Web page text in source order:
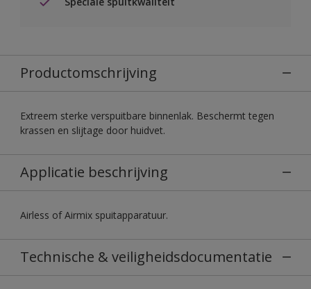
Productomschrijving
Extreem sterke verspuitbare binnenlak. Beschermt tegen
krassen en slijtage door huidvet.
Applicatie beschrijving
Airless of Airmix spuitapparatuur.
Technische & veiligheidsdocumentatie